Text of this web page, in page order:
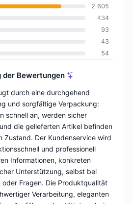
2 605
434
93
43
54
der Bewertungen
durch eine durchgehend
und sorgfältige Verpackung:
schnell an, werden sicher
die gelieferten Artikel befinden
Zustand. Der Kundenservice wird
und professionell
Informationen, konkreten
Unterstützung, selbst bei
oder Fragen. Die Produktqualität
Verarbeitung, eleganten